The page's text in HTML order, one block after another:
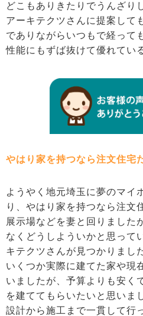
どこもありきたりでうんざり
アーキテクツさんに提案して
でありながらいつもで経って
性能にもずば抜けて優れてい
やはり家を持つなら注文住宅
ようやく地元埼玉に夢のマイ
り、やはり家を持つなら注文
展示場などを妻と回りました
なくどうしよういかと思って
キテクツさんが見つかりまし
いくつか実際に建てた家や現
いましたが、予算よりも安く
を建ててもらいたいと思いま
設計から施工まで一貫して行